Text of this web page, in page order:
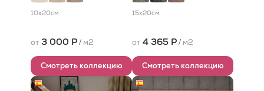
10x20см
от 3 000 Р/ м2
Смотреть коллекцию
15x20см
от 4 365 Р/ м2
Смотреть коллекцию